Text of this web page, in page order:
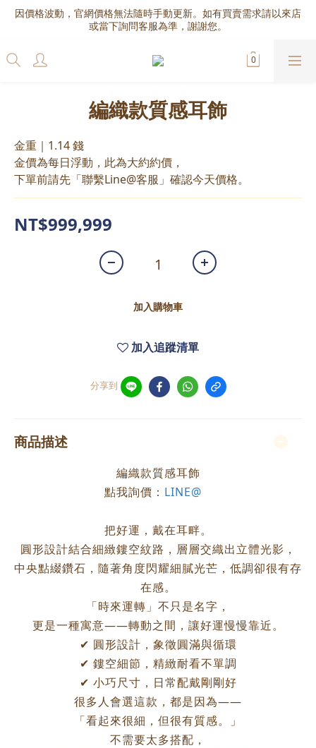
因價格波動，官網價格無法隨時手動更新。如有買賣需求請以來店
或當下詢問客服為準，謝謝您。
編織款質感耳飾
金重｜1.14 錢
金價為每日浮動，此為大約約價，
下單前請先「聯繫Line@客服」確認今天價格。
NT$999,999
加入購物車
加入追蹤清單
分享到
商品描述
編織款質感耳飾
點我詢價： LINE@
把好運，戴在耳畔。
圓形設計結合細緻鏤空紋路，層層交織出立體光影，
中央點綴鑽石，隨著角度閃耀細膩光芒，低調卻很有存
在感。
「時來運轉」不只是名字，
更是一種寓意——轉動之間，讓好運慢慢靠近。
✔ 圓形設計，象徵圓滿與循環
✔ 鏤空細節，精緻耐看不單調
✔ 小巧尺寸，日常配戴剛剛好
很多人會選這款，都是因為——
「看起來很細，但很有質感。」
不需要太多搭配，